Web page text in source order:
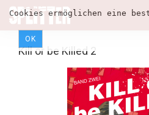
Cookies ermöglichen eine
OK
Kill or be Killed 2